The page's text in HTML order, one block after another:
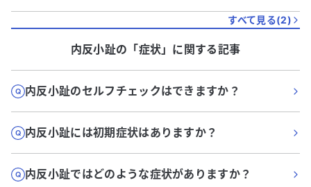
すべて見る(2)
内反小趾の「症状」に関する記事
内反小趾のセルフチェックはできますか？
内反小趾には初期症状はありますか？
内反小趾ではどのような症状がありますか？